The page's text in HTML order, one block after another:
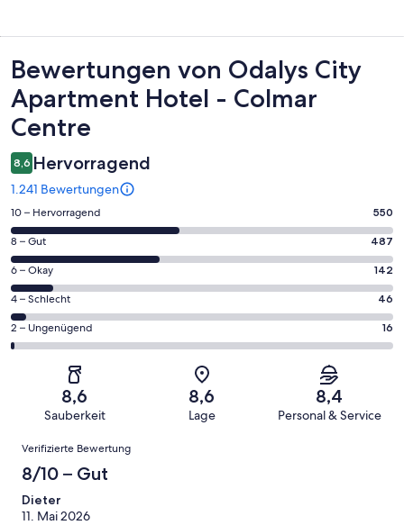
Bewertungen
Bewertungen von Odalys City
Apartment Hotel - Colmar
Centre
8,6 Hervorragend
1.241 Bewertungen
550
von
insgesamt
1241
Gästebewertungen
haben
eine
Bewertung
Hervorragend
10 – Hervorragend 550
487
von
insgesamt
1241
Gästebewertungen
haben
Bewertung
Gut
8 – Gut 487
142
von
insgesamt
1241
Gästebewertungen
Bewertung
Okay
6 – Okay 142
46
von
insgesamt
Gästebewertungen
von
Schlecht
4 – Schlecht 46
16
von
insgesamt
Gästebewertungen
haben
eine
von
2 – Ungenügend 16
8,6
Sauberkeit
8,6
Lage
8,4
Personal & Service
Bewertungen
Verifizierte Bewertung
8/10 – Gut
Dieter
11. Mai 2026